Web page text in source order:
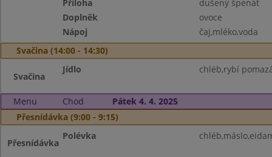
Příloha
dušený špenát
Doplněk
ovoce
Nápoj
čaj,mléko,voda
Svačina (14:00 - 14:30)
Svačina
Jídlo chléb,rybí
Menu Chod
Pátek 4. 4. 2025
Přesnídávka (9:00 - 9:15)
Přesnídávka
Polévka